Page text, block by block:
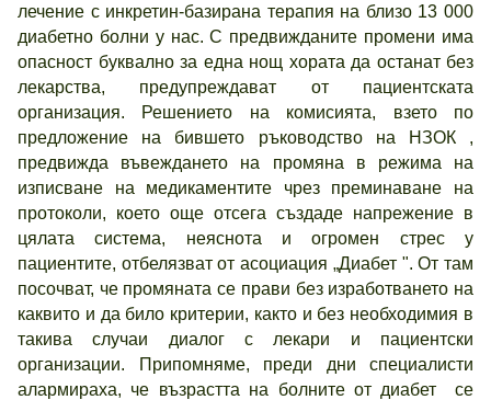
лечение с инкретин-базирана терапия на близо 13 000
диабетно болни у нас. С предвижданите промени има
опасност буквално за една нощ хората да останат без
лекарства, предупреждават от пациентската
организация. Решението на комисията, взето по
предложение на бившето ръководство на НЗОК ,
предвижда въвеждането на промяна в режима на
изписване на медикаментите чрез преминаване на
протоколи, което още отсега създаде напрежение в
цялата система, неяснота и огромен стрес у
пациентите, отбелязват от асоциация „Диабет ". От там
посочват, че промяната се прави без изработването на
каквито и да било критерии, както и без необходимия в
такива случаи диалог с лекари и пациентски
организации. Припомняме, преди дни специалисти
алармираха, че възрастта на болните от диабет се